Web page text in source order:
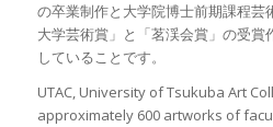
の卒業制作と大学院博士前期課程芸
大学芸術賞」と「茗渓会賞」の受
していることです。
UTAC, University of Tsukuba Art
approximately 600 artworks of